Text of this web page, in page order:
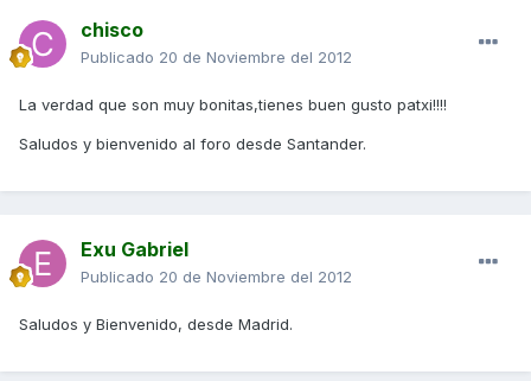
chisco
Publicado 20 de Noviembre del 2012
La verdad que son muy bonitas,tienes buen gusto patxi!!!!
Saludos y bienvenido al foro desde Santander.
Exu Gabriel
Publicado 20 de Noviembre del 2012
Saludos y Bienvenido, desde Madrid.